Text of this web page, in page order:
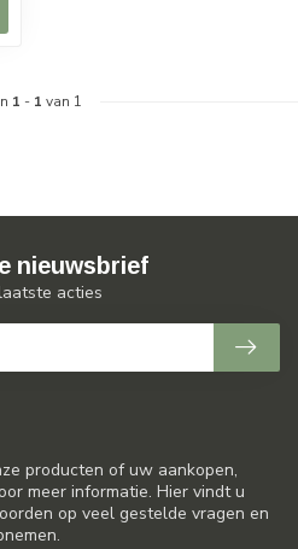
1 - 1 van 1
producten of uw aankopen,
meer informatie. Hier vindt u
op veel gestelde vragen en
nieuwsbrief
acties